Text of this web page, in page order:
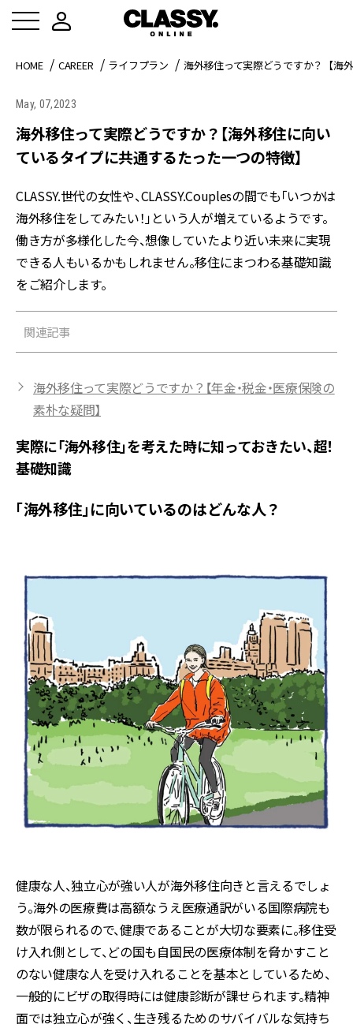
HOME CAREER ライフプラン 海外移住って実際どうですか？【海
May, 07,2023
海外移住って実際どうですか？【海外移住に向い
ているタイプに共通するたった一つの特徴】
CLASSY.世代の女性や、CLASSY.Couplesの間でも「いつかは
海外移住をしてみたい！」という人が増えているようです。
働き方が多様化した今、想像していたより近い未来に実現
できる人もいるかもしれません。移住にまつわる基礎知識
をご紹介します。
関連記事
海外移住って実際どうですか？【年金・税金・医療保険の
素朴な疑問】
実際に「海外移住」を考えた時に知っておきたい、超！
基礎知識
「海外移住」に向いているのはどんな人？
健康な人、独立心が強い人が海外移住向きと言えるでしょ
う。海外の医療費は高額なうえ医療通訳がいる国際病院も
数が限られるので、健康であることが大切な要素に。移住受
け入れ側として、どの国も自国民の医療体制を脅かすこと
のない健康な人を受け入れることを基本としているため、
一般的にビザの取得時には健康診断が課せられます。精神
面では独立心が強く、生き残るためのサバイバルな気持ち